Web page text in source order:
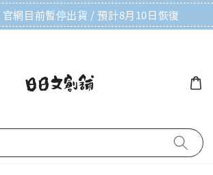
網目前暫停出貨 / 預計8月10日恢復